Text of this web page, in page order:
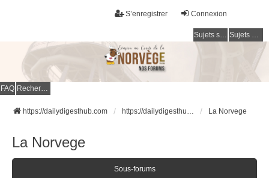
Connexion
S’enregistrer
Sujets sans réponse Sujets actifs
FAQ Rechercher
https://dailydigesthub.com https://dailydigesthub.com La Norvege
La Norvege
Sous-forums